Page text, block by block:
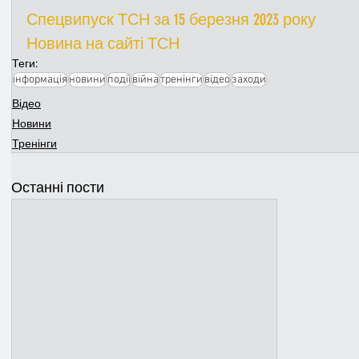
Спецвипуск ТСН за 15 березня 2023 року
Новина на сайті ТСН
Теги:
інформаціяновиниподіївійнатренінгивідеозаходи
Відео
Новини
Тренінги
Останні пости